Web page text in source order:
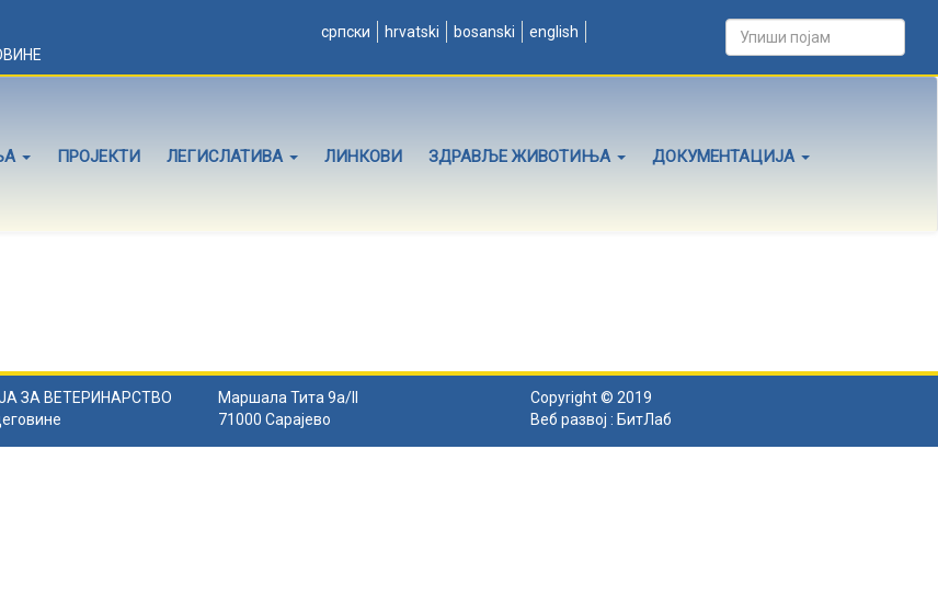
српски hrvatski bosanski english
ПРОЈЕКТИ ЛЕГИСЛАТИВА ЛИНКОВИ ЗДРАВЉЕ ЖИВОТИЊА ДОКУМЕНТАЦИЈА
ЗА ВЕТЕРИНАРСТВО
Маршала Тита 9а/II
71000 Сарајево
Copyright © 2019
Веб развој : БитЛаб